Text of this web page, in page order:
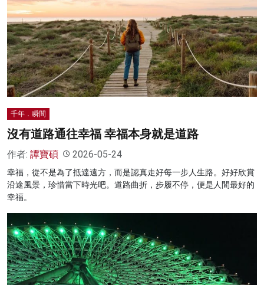
科技
影片
名家榜
灼見活動
千年．瞬間
沒有道路通往幸福 幸福本身就是道路
作者: 譚寶碩 2026-05-24
幸福，從不是為了抵達遠方，而是認真走好每一步人生路。好好欣賞
沿途風景，珍惜當下時光吧。道路曲折，步履不停，便是人間最好的
幸福。